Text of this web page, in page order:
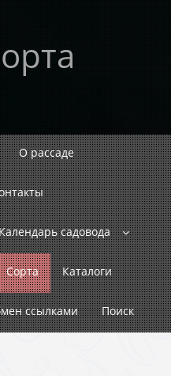
О рассаде
Календарь садовода
Сорта Каталоги
ссылками Поиск